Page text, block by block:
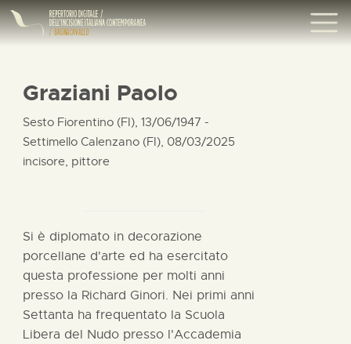
Graziani Paolo
Sesto Fiorentino (FI), 13/06/1947 -
Settimello Calenzano (FI), 08/03/2025
incisore, pittore
Si è diplomato in decorazione
porcellane d'arte ed ha esercitato
questa professione per molti anni
presso la Richard Ginori. Nei primi anni
Settanta ha frequentato la Scuola
Libera del Nudo presso l'Accademia